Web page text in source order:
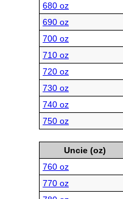
680 oz
690 oz
700 oz
710 oz
720 oz
730 oz
740 oz
750 oz
Uncie (oz)
760 oz
770 oz